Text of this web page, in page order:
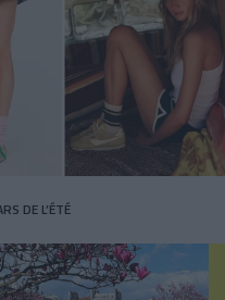
DE L’ÉTÉ